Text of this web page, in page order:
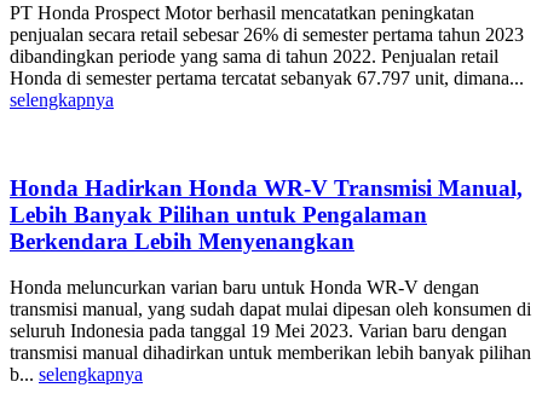
PT Honda Prospect Motor berhasil mencatatkan peningkatan
penjualan secara retail sebesar 26% di semester pertama tahun 2023
dibandingkan periode yang sama di tahun 2022. Penjualan retail
Honda di semester pertama tercatat sebanyak 67.797 unit, dimana...
selengkapnya
Honda Hadirkan Honda WR-V Transmisi Manual,
Lebih Banyak Pilihan untuk Pengalaman
Berkendara Lebih Menyenangkan
Honda meluncurkan varian baru untuk Honda WR-V dengan
transmisi manual, yang sudah dapat mulai dipesan oleh konsumen di
seluruh Indonesia pada tanggal 19 Mei 2023. Varian baru dengan
transmisi manual dihadirkan untuk memberikan lebih banyak pilihan
b... selengkapnya